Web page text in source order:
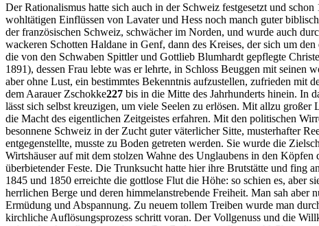
Der Rationalismus hatte sich auch in der Schweiz festgesetzt und
wohltätigen Einflüssen von Lavater und Hess noch manch guter
der französischen Schweiz, schwächer im Norden, und wurde auch
wackeren Schotten Haldane in Genf, dann des Kreises, der sich um
die von den Schwaben Spittler und Gottlieb Blumhardt gepflegte
1891), dessen Frau lebte was er lehrte, in Schloss Beuggen mit
aber ohne Lust, ein bestimmtes Bekenntnis aufzustellen, zufrieden mit
dem Aarauer Zschokke227 bis in die Mitte des Jahrhunderts hinein. In
lässt sich selbst kreuzigen, um viele Seelen zu erlösen. Mit allzu
die Macht des eigentlichen Zeitgeistes erfahren. Mit den politischen
besonnene Schweiz in der Zucht guter väterlicher Sitte, musterhafter
entgegenstellte, musste zu Boden getreten werden. Sie wurde die
Wirtshäuser auf mit dem stolzen Wahne des Unglaubens in den
überbietender Feste. Die Trunksucht hatte hier ihre Brutstätte und
1845 und 1850 erreichte die gottlose Flut die Höhe: so schien es, aber
herrlichen Berge und deren himmelanstrebende Freiheit. Man sah
Ermüdung und Abspannung. Zu neuem tollem Treiben wurde man
kirchliche Auflösungsprozess schritt voran. Der Vollgenuss und die